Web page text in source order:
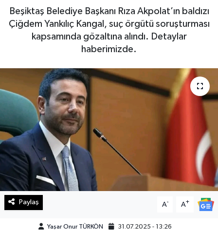
Beşiktaş Belediye Başkanı Rıza Akpolat’ın baldızı
Çiğdem Yankılıç Kangal, suç örgütü soruşturması
kapsamında gözaltına alındı. Detaylar
haberimizde.
Paylaş A- A+
Yaşar Onur TÜRKÖN 31.07.2025 - 13:26
Haberde İnsan
Kültür Sanat
Magazin
Manşet Altı
Manşetler
Resmi İlan
Sağlık
Spor